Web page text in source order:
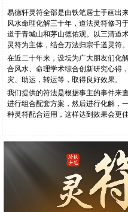
易德轩灵符全部是由铁笔居士手画出
风水命理化解三十年，道法灵符修习
道于青城山和茅山德佑观。以三清道
灵符为主体，结合万法归宗千道灵符。
在近二十年来，设坛为广大朋友们化
合风水、命理学术综合创新研究心得
灾、助运，转运等，取得良好效果。
我们提供的符法是根据事主的事件来
进行组合配套方案，然后进行化解，
种灵符配合运用，这样达到效果会更佳